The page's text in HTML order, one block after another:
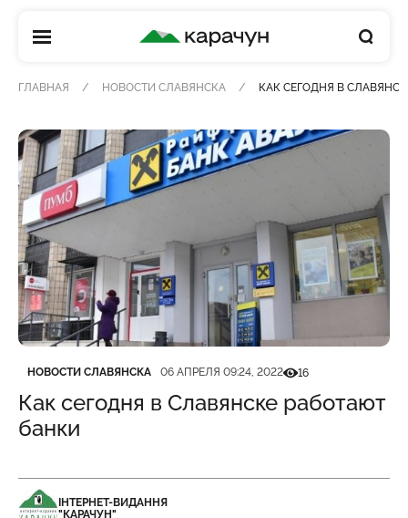
КАРАЧУН
ГЛАВНАЯ НОВОСТИ СЛАВЯНСКА КАК СЕГОДНЯ В
Категория
НОВОСТИ СЛАВЯНСКА
Дата публикации 06 АПРЕЛЯ 09:24, 2022Кількість переглядів
16
Как сегодня в Славянске работают
банки
ІНТЕРНЕТ-ВИДАННЯ
"КАРАЧУН"